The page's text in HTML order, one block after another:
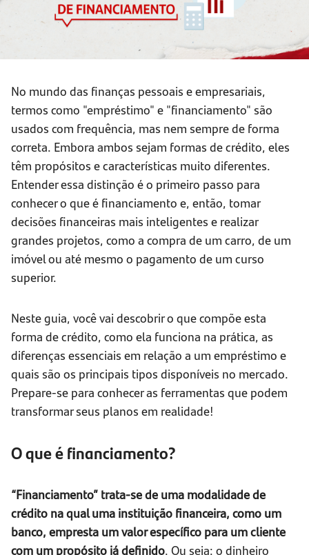
No mundo das finanças pessoais e empresariais,
termos como "empréstimo" e "financiamento" são
usados com frequência, mas nem sempre de forma
correta. Embora ambos sejam formas de crédito, eles
têm propósitos e características muito diferentes.
Entender essa distinção é o primeiro passo para
conhecer o que é financiamento e, então, tomar
decisões financeiras mais inteligentes e realizar
grandes projetos, como a compra de um carro, de um
imóvel ou até mesmo o pagamento de um curso
superior.
Neste guia, você vai descobrir o que compõe esta
forma de crédito, como ela funciona na prática, as
diferenças essenciais em relação a um empréstimo e
quais são os principais tipos disponíveis no mercado.
Prepare-se para conhecer as ferramentas que podem
transformar seus planos em realidade!
O que é financiamento?
“Financiamento” trata-se de uma modalidade de
crédito na qual uma instituição financeira, como um
banco, empresta um valor específico para um cliente
com um propósito já definido. Ou seja: o dinheiro